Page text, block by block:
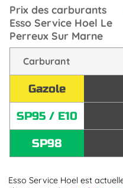
Prix des carburants
Esso Service Hoel Le
Perreux Sur Marne
Carburant
Gazole
SP95 / E10
SP98
Esso Service Hoel est